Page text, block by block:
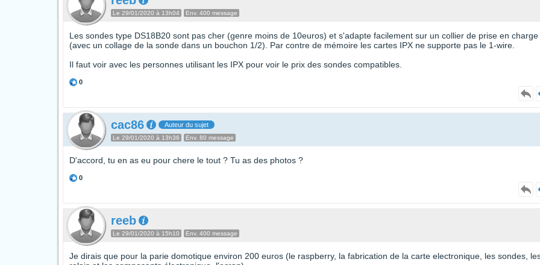
Le 29/01/2020 à 13h04 Env. 400 message
Les sondes type DS18B20 sont pas cher (genre moins de 10euros) et s'adapte facilement sur un collier de prise en charge
(avec un collage de la sonde dans un bouchon 1/2). Par contre de mémoire les cartes IPX ne supporte pas le 1-wire.
Il faut voir avec les personnes utilisant les IPX pour voir le prix des sondes compatibles.
0
cac86 Auteur du sujet
Le 29/01/2020 à 13h36 Env. 80 message
D'accord, tu en as eu pour chere le tout ? Tu as des photos ?
0
reeb
Le 29/01/2020 à 15h10 Env. 400 message
Je dirais que pour la parie domotique environ 200 euros (le raspberry, la fabrication de la carte electronique, les sondes,